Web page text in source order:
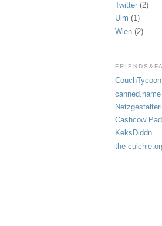
Twitter (2)
Ulm (1)
Wien (2)
CouchTycoon
canned.name
Cashcow
KeksDiddn
the